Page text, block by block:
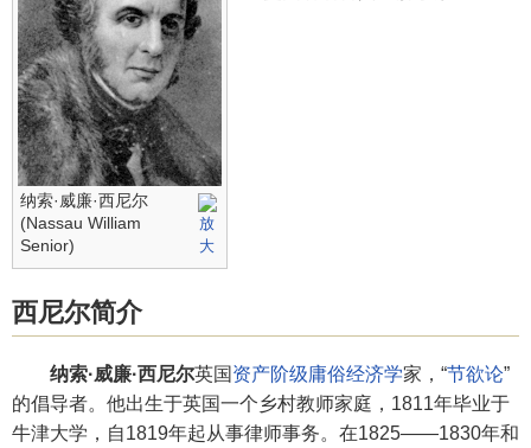
纳索·威廉·西尼尔
(Nassau William
Senior)
西尼尔简介
纳索·威廉·西尼尔英国 资产阶级庸俗经济学家，“节欲论”
的倡导者。他出生于英国一个乡村教师家庭，1811年毕业于
牛津大学，自1819年起从事律师事务。在1825——1830年和